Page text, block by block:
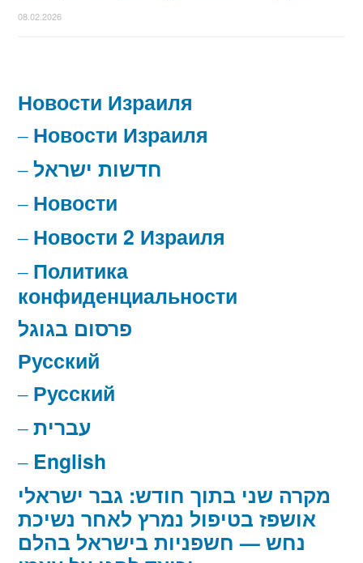
08.02.2026
Новости Израиля
Новости Израиля
חדשות ישראל
Новости
Новости 2 Израиля
Политика
конфиденциальности
פרסום בגוגל
Русский
Русский
עברית
English
מקרה שני בתוך חודש: גבר ישראלי
אושפז בטיפול נמרץ לאחר נשיכת
נחש — חשפניות בישראל בהלם